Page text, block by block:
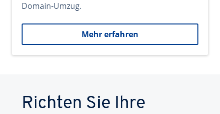
Domain-Umzug.
Mehr erfahren
Richten Sie Ihre